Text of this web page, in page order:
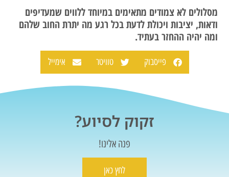
מסלולים לא צמודים מתאימים במיוחד ללווים שמעדיפים
ודאות, יציבות ויכולת לדעת בכל רגע מה יתרת החוב שלהם
ומה יהיה ההחזר בעתיד.
פייסבוק טוויטר אימייל
זקוק לסיוע?
פנה אלינו!
לחץ כאן